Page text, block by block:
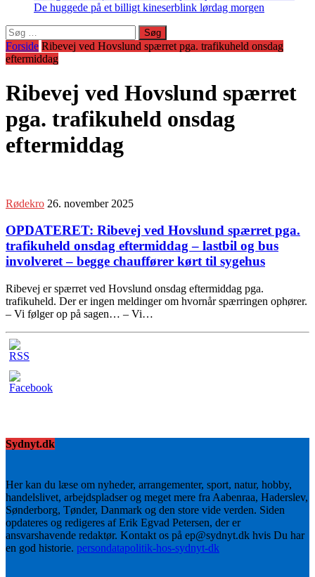
De huggede på et billigt kineserblink lørdag morgen
Søg
efter:
Forside Ribevej ved Hovslund spærret pga. trafikuheld onsdag
eftermiddag
Ribevej ved Hovslund spærret
pga. trafikuheld onsdag
eftermiddag
Rødekro 26. november 2025
OPDATERET: Ribevej ved Hovslund spærret pga.
trafikuheld onsdag eftermiddag – lastbil og bus
involveret – begge chauffører kørt til sygehus
Ribevej er spærret ved Hovslund onsdag eftermiddag pga.
trafikuheld. Der er ingen meldinger om hvornår spærringen ophører.
– Vi følger op på sagen… – Vi…
Sydnyt.dk
Her kan du læse om nyheder, arrangementer, sport, natur, hobby,
handelslivet, arbejdspladser og meget mere fra Aabenraa, Haderslev,
Sønderborg, Tønder, Danmark og den store vide verden. Siden
opdateres og redigeres af Erik Egvad Petersen, der er
ansvarshavende redaktør. Kontakt os på ep@sydnyt.dk hvis Du har
en god historie. persondatapolitik-hos-sydnyt-dk